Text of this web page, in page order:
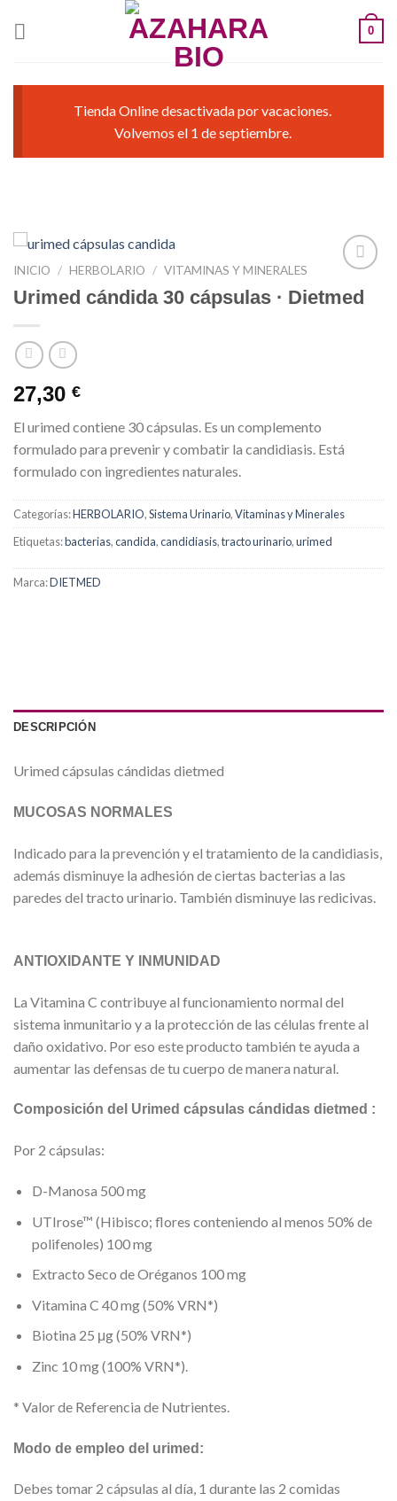
0
Tienda Online desactivada por vacaciones.
Volvemos el 1 de septiembre.
INICIO / HERBOLARIO / VITAMINAS Y MINERALES
Urimed cándida 30 cápsulas · Dietmed
27,30 €
El urimed contiene 30 cápsulas. Es un complemento
formulado para prevenir y combatir la candidiasis. Está
formulado con ingredientes naturales.
Categorías:HERBOLARIO,Sistema Urinario,Vitaminas y Minerales
Etiquetas:bacterias,candida,candidiasis,tracto urinario,urimed
Marca:DIETMED
DESCRIPCIÓN
Urimed cápsulas cándidas dietmed
MUCOSAS NORMALES
Indicado para la prevención y el tratamiento de la candidiasis,
además disminuye la adhesión de ciertas bacterias a las
paredes del tracto urinario. También disminuye las redicivas.
ANTIOXIDANTE Y INMUNIDAD
La Vitamina C contribuye al funcionamiento normal del
sistema inmunitario y a la protección de las células frente al
daño oxidativo. Por eso este producto también te ayuda a
aumentar las defensas de tu cuerpo de manera natural.
Composición del Urimed cápsulas cándidas dietmed :
Por 2 cápsulas:
D-Manosa 500 mg
UTIrose™ (Hibisco; flores conteniendo al menos 50% de
polifenoles) 100 mg
Extracto Seco de Oréganos 100 mg
Vitamina C 40 mg (50% VRN*)
Biotina 25 μg (50% VRN*)
Zinc 10 mg (100% VRN*).
* Valor de Referencia de Nutrientes.
Modo de empleo del urimed:
Debes tomar 2 cápsulas al día, 1 durante las 2 comidas